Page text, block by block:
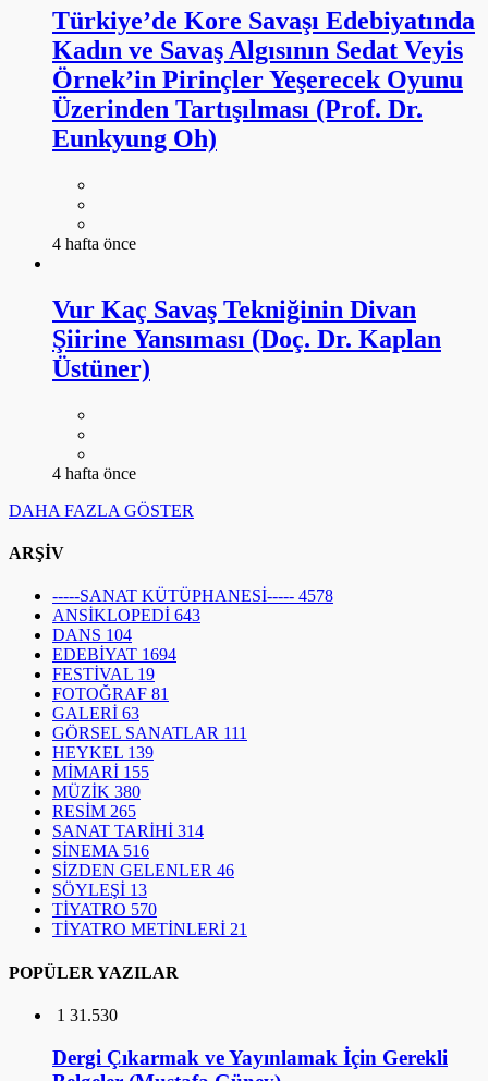
Türkiye’de Kore Savaşı Edebiyatında
Kadın ve Savaş Algısının Sedat Veyis
Örnek’in Pirinçler Yeşerecek Oyunu
Üzerinden Tartışılması (Prof. Dr.
Eunkyung Oh)
4 hafta önce
Vur Kaç Savaş Tekniğinin Divan
Şiirine Yansıması (Doç. Dr. Kaplan
Üstüner)
4 hafta önce
DAHA FAZLA GÖSTER
ARŞİV
-----SANAT KÜTÜPHANESİ----- 4578
ANSİKLOPEDİ 643
DANS 104
EDEBİYAT 1694
FESTİVAL 19
FOTOĞRAF 81
GALERİ 63
GÖRSEL SANATLAR 111
HEYKEL 139
MİMARİ 155
MÜZİK 380
RESİM 265
SANAT TARİHİ 314
SİNEMA 516
SİZDEN GELENLER 46
SÖYLEŞİ 13
TİYATRO 570
TİYATRO METİNLERİ 21
POPÜLER YAZILAR
1 31.530
Dergi Çıkarmak ve Yayınlamak İçin Gerekli